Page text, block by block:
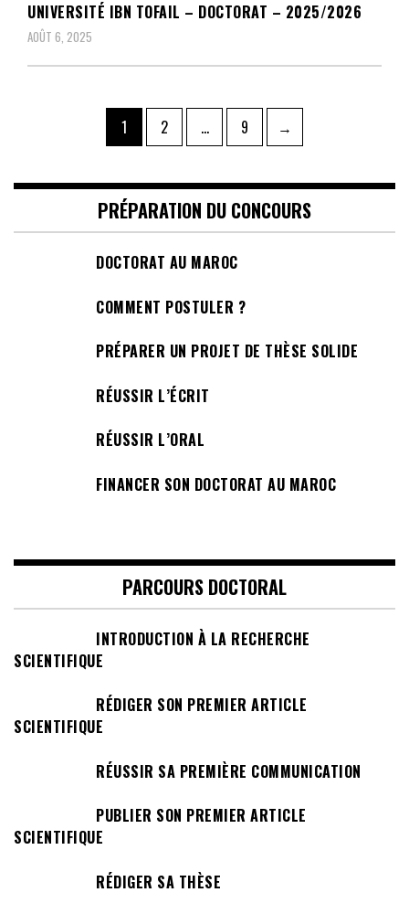
UNIVERSITÉ IBN TOFAIL – DOCTORAT – 2025/2026
AOÛT 6, 2025
publications
Page
1 Page
2 … Page
9 →
PRÉPARATION DU CONCOURS
DOCTORAT AU MAROC
COMMENT POSTULER ?
PRÉPARER UN PROJET DE THÈSE SOLIDE
RÉUSSIR L’ÉCRIT
RÉUSSIR L’ORAL
FINANCER SON DOCTORAT AU MAROC
PARCOURS DOCTORAL
INTRODUCTION À LA RECHERCHE
SCIENTIFIQUE
RÉDIGER SON PREMIER ARTICLE
SCIENTIFIQUE
RÉUSSIR SA PREMIÈRE COMMUNICATION
PUBLIER SON PREMIER ARTICLE
SCIENTIFIQUE
RÉDIGER SA THÈSE